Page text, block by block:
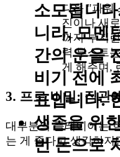
소모됩니
니라, 모멘
간의 운을
비기 전에
표입니다.
생존을 위
번 돈으로
다음 "파워
진이나 새
까지 부지
력 부스트
게 해주며,
3. 프로 비밀: 직관
대부분의 플레이어는
는 게 좋다고 생각하지